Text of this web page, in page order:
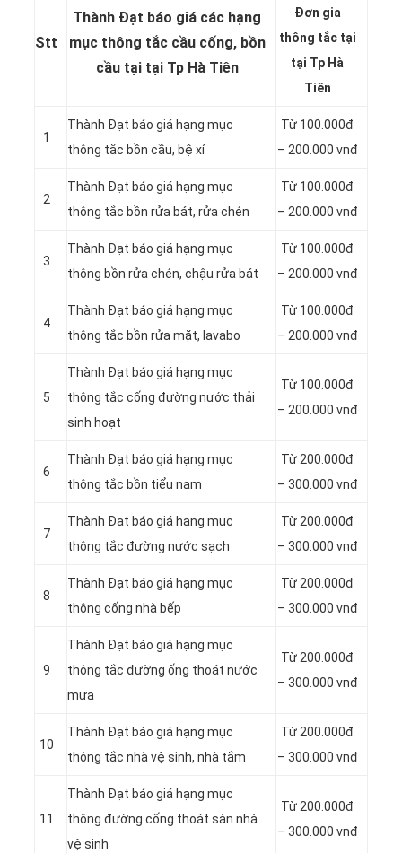
Stt
Thành Đạt báo giá các hạng
mục thông tắc cầu cống, bồn
cầu tại tại Tp Hà Tiên
Đơn gia
thông tắc tại
tại Tp Hà
Tiên
1
Thành Đạt báo giá hạng mục
thông tắc bồn cầu, bệ xí
Từ 100.000đ
– 200.000 vnđ
2
Thành Đạt báo giá hạng mục
thông tắc bồn rửa bát, rửa chén
Từ 100.000đ
– 200.000 vnđ
3
Thành Đạt báo giá hạng mục
thông bồn rửa chén, chậu rửa bát
Từ 100.000đ
– 200.000 vnđ
4
Thành Đạt báo giá hạng mục
thông tắc bồn rửa mặt, lavabo
Từ 100.000đ
– 200.000 vnđ
5
‎Thành Đạt báo giá hạng mục
thông tắc cống đường nước thải
sinh hoạt
Từ 100.000đ
– 200.000 vnđ
6
Thành Đạt báo giá hạng mục
thông tắc bồn tiểu nam
Từ 200.000đ
– 300.000 vnđ
7
Thành Đạt báo giá hạng mục
thông tắc đường nước sạch
Từ 200.000đ
– 300.000 vnđ
8
Thành Đạt báo giá hạng mục
thông cống nhà bếp
Từ 200.000đ
– 300.000 vnđ
9
Thành Đạt báo giá hạng mục
thông tắc đường ống thoát nước
mưa
Từ 200.000đ
– 300.000 vnđ
10
Thành Đạt báo giá hạng mục
thông tắc nhà vệ sinh, nhà tắm
Từ 200.000đ
– 300.000 vnđ
11
Thành Đạt báo giá hạng mục
thông đường cống thoát sàn nhà
vệ sinh
Từ 200.000đ
– 300.000 vnđ